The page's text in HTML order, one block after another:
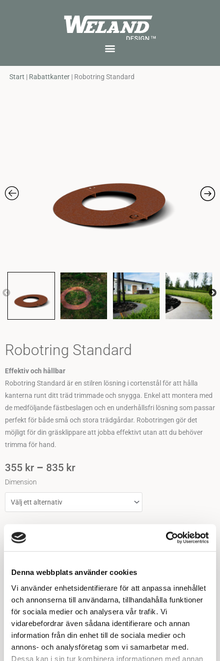
Denna webbplats använder cookies
Vi använder enhetsidentifierare för att anpassa innehållet
och annonserna till användarna, tillhandahålla funktioner
för sociala medier och analysera vår trafik. Vi
vidarebefordrar även sådana identifierare och annan
information från din enhet till de sociala medier och
annons- och analysföretag som vi samarbetar med.
Dessa kan i sin tur kombinera informationen med annan
Start | Rabattkanter| Robotring Standard
Robotring Standard
Effektiv och hållbar
Robotring Standard är en stilren lösning i cortenstål för att hålla
kanterna runt ditt träd trimmade och snygga. Enkel att montera med
de medföljande fästbeslagen och en underhållsfri lösning som passar
perfekt för både små och stora trädgårdar. Robotringen gör det
möjligt för din gräsklippare att jobba effektivt utan att du behöver
trimma för hand.
355 kr – 835 krPrisintervall:
835 Kr
Dimension
Robotring
Standard
kvantitet
Ytterligare information
Recensioner (0)
Robotring Standard – Effektiv och stilren lösning för
gräsklippning